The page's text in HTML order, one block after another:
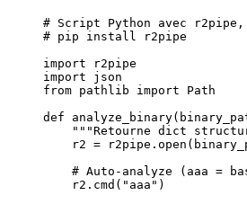
# Script Python avec
# pip install r2pipe
import r2pipe
import json
from pathlib import Path
def analyze_binary
"""Retourne dict
    r2
=
# Auto-analyze (aaa =
    r2.cmd(
"aaa" )